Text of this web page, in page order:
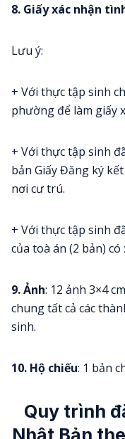
8. Giấy xác nhận
Lưu ý:
+ Với thực tập sinh
phường để làm giấy
+ Với thực tập sinh
bản Giấy Đăng ký
nơi cư trú.
+ Với thực tập sinh
của toà án (2 bản)
9. Ảnh: 12 ảnh 3×4
chung tất cả các
sinh.
10. Hộ chiếu: 1 bản
Quy trình
Nhật Bản